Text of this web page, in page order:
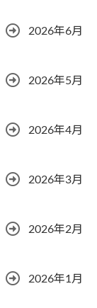
2026年6月
2026年5月
2026年4月
2026年3月
2026年2月
2026年1月